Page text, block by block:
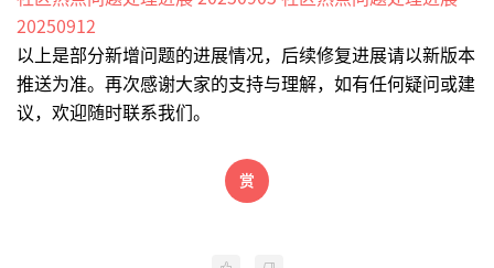
20250912
以上是部分新增问题的进展情况，后续修复进展请以新版本
推送为准。再次感谢大家的支持与理解，如有任何疑问或建
议，欢迎随时联系我们。